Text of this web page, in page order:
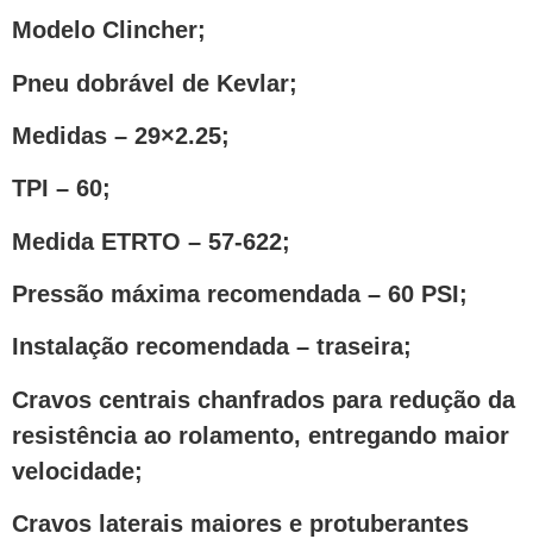
Modelo Clincher;
Pneu dobrável de Kevlar;
Medidas – 29×2.25;
TPI – 60;
Medida ETRTO – 57-622;
Pressão máxima recomendada – 60 PSI;
Instalação recomendada – traseira;
Cravos centrais chanfrados para redução da
resistência ao rolamento, entregando maior
velocidade;
Cravos laterais maiores e protuberantes